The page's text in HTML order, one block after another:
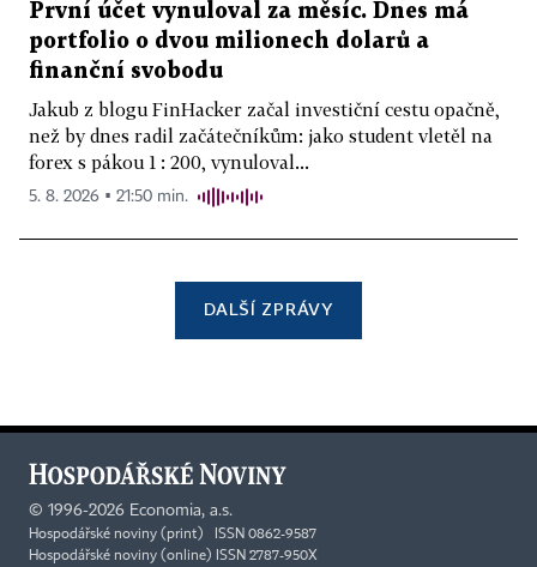
První účet vynuloval za měsíc. Dnes má
portfolio o dvou milionech dolarů a
finanční svobodu
Jakub z blogu FinHacker začal investiční cestu opačně,
než by dnes radil začátečníkům: jako student vletěl na
forex s pákou 1 : 200, vynuloval...
5. 8. 2026 ▪ 21:50 min.
DALŠÍ ZPRÁVY
© 1996-2026 Economia, a.s.
Hospodářské noviny (print) ISSN 0862-9587
Hospodářské noviny (online) ISSN 2787-950X